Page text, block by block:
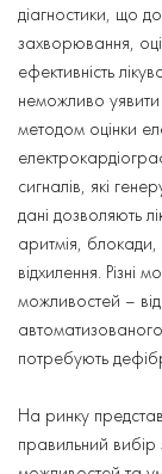
діагностики, що
захворювання,
ефективність
неможливо
методом оцінки
сигналів, які
дані дозволяють
аритмія, блокади,
відхилення. Різні
можливостей –
потребують
На ринку
правильний вибір